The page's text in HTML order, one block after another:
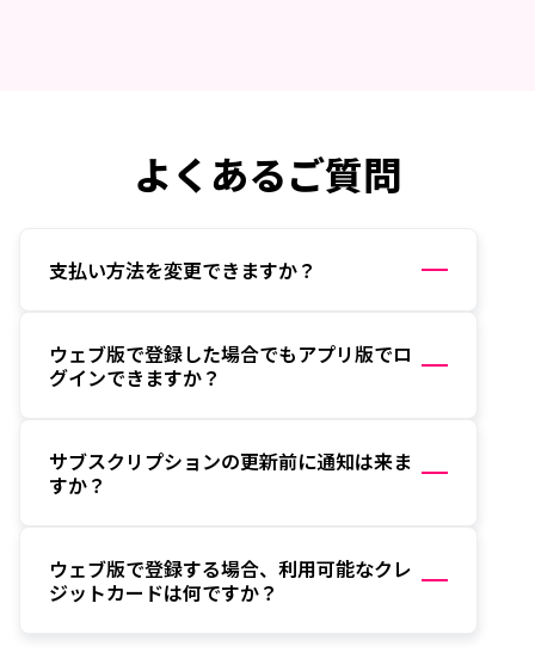
よくあるご質問
支払い方法を変更できますか？
ウェブ版で登録した場合でもアプリ版でロ
グインできますか？
サブスクリプションの更新前に通知は来ま
すか？
ウェブ版で登録する場合、利用可能なクレ
ジットカードは何ですか？